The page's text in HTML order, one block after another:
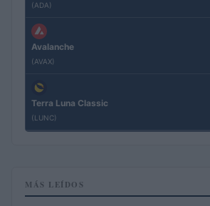
(ADA)
Avalanche
(AVAX)
Terra Luna Classic
(LUNC)
MÁS LEÍDOS